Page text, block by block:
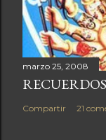
marzo 25, 2008
Compartir 21